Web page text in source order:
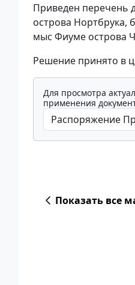
Приведен перечень
острова Нортбрука,
мыс Фиуме острова
Решение принято в
Для просмотра
применения
Показать все